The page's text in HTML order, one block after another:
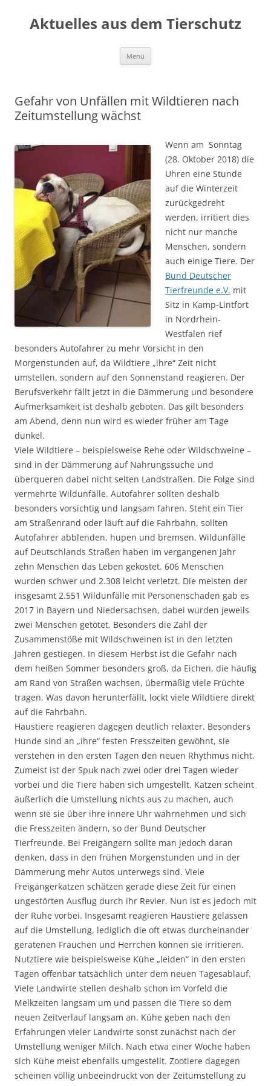
Aktuelles aus dem Tierschutz
Menü
Gefahr von Unfällen mit Wildtieren nach
Zeitumstellung wächst
Wenn am Sonntag
(28. Oktober 2018) die
Uhren eine Stunde
auf die Winterzeit
zurückgedreht
werden, irritiert dies
nicht nur manche
Menschen, sondern
auch einige Tiere. Der
Bund Deutscher
Tierfreunde e.V. mit
Sitz in Kamp-Lintfort
in Nordrhein-
Westfalen rief
besonders Autofahrer zu mehr Vorsicht in den
Morgenstunden auf, da Wildtiere „ihre“ Zeit nicht
umstellen, sondern auf den Sonnenstand reagieren. Der
Berufsverkehr fällt jetzt in die Dämmerung und besondere
Aufmerksamkeit ist deshalb geboten. Das gilt besonders
am Abend, denn nun wird es wieder früher am Tage
dunkel.
Viele Wildtiere – beispielsweise Rehe oder Wildschweine –
sind in der Dämmerung auf Nahrungssuche und
überqueren dabei nicht selten Landstraßen. Die Folge sind
vermehrte Wildunfälle. Autofahrer sollten deshalb
besonders vorsichtig und langsam fahren. Steht ein Tier
am Straßenrand oder läuft auf die Fahrbahn, sollten
Autofahrer abblenden, hupen und bremsen. Wildunfälle
auf Deutschlands Straßen haben im vergangenen Jahr
zehn Menschen das Leben gekostet. 606 Menschen
wurden schwer und 2.308 leicht verletzt. Die meisten der
insgesamt 2.551 Wildunfälle mit Personenschaden gab es
2017 in Bayern und Niedersachsen, dabei wurden jeweils
zwei Menschen getötet. Besonders die Zahl der
Zusammenstöße mit Wildschweinen ist in den letzten
Jahren gestiegen. In diesem Herbst ist die Gefahr nach
dem heißen Sommer besonders groß, da Eichen, die häufig
am Rand von Straßen wachsen, übermäßig viele Früchte
tragen. Was davon herunterfällt, lockt viele Wildtiere direkt
auf die Fahrbahn.
Haustiere reagieren dagegen deutlich relaxter. Besonders
Hunde sind an „ihre“ festen Fresszeiten gewöhnt, sie
verstehen in den ersten Tagen den neuen Rhythmus nicht.
Zumeist ist der Spuk nach zwei oder drei Tagen wieder
vorbei und die Tiere haben sich umgestellt. Katzen scheint
äußerlich die Umstellung nichts aus zu machen, auch
wenn sie sie über ihre innere Uhr wahrnehmen und sich
die Fresszeiten ändern, so der Bund Deutscher
Tierfreunde. Bei Freigängern sollte man jedoch daran
denken, dass in den frühen Morgenstunden und in der
Dämmerung mehr Autos unterwegs sind. Viele
Freigängerkatzen schätzen gerade diese Zeit für einen
ungestörten Ausflug durch ihr Revier. Nun ist es jedoch mit
der Ruhe vorbei. Insgesamt reagieren Haustiere gelassen
auf die Umstellung, lediglich die oft etwas durcheinander
geratenen Frauchen und Herrchen können sie irritieren.
Nutztiere wie beispielsweise Kühe „leiden“ in den ersten
Tagen offenbar tatsächlich unter dem neuen Tagesablauf.
Viele Landwirte stellen deshalb schon im Vorfeld die
Melkzeiten langsam um und passen die Tiere so dem
neuen Zeitverlauf langsam an. Kühe geben nach den
Erfahrungen vieler Landwirte sonst zunächst nach der
Umstellung weniger Milch. Nach etwa einer Woche haben
sich Kühe meist ebenfalls umgestellt. Zootiere dagegen
scheinen völlig unbeeindruckt von der Zeitumstellung zu